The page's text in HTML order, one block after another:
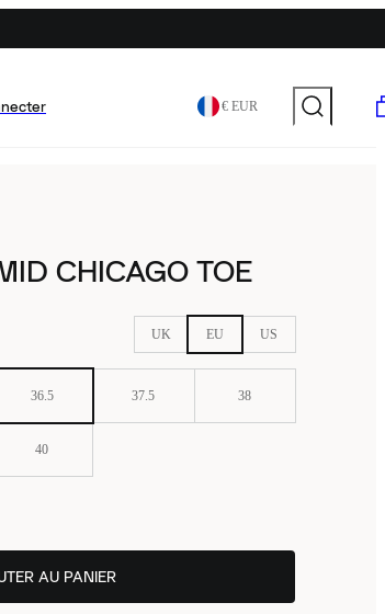
€ EUR
CHICAGO TOE
UK EU US
36.5 37.5 38
40
AU PANIER